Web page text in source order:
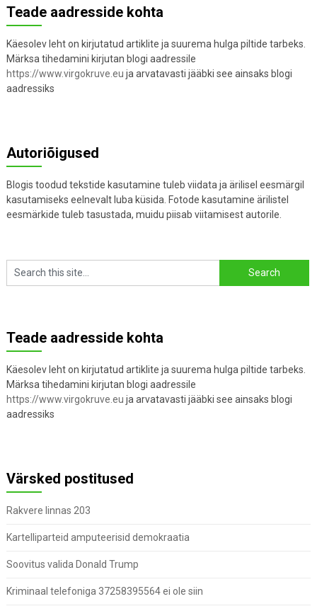
Teade aadresside kohta
Käesolev leht on kirjutatud artiklite ja suurema hulga piltide tarbeks.
Märksa tihedamini kirjutan blogi aadressile
https://www.virgokruve.eu ja arvatavasti jääbki see ainsaks blogi
aadressiks
Autoriõigused
Blogis toodud tekstide kasutamine tuleb viidata ja ärilisel eesmärgil
kasutamiseks eelnevalt luba küsida. Fotode kasutamine ärilistel
eesmärkide tuleb tasustada, muidu piisab viitamisest autorile.
Teade aadresside kohta
Käesolev leht on kirjutatud artiklite ja suurema hulga piltide tarbeks.
Märksa tihedamini kirjutan blogi aadressile
https://www.virgokruve.eu ja arvatavasti jääbki see ainsaks blogi
aadressiks
Värsked postitused
Rakvere linnas 203
Kartelliparteid amputeerisid demokraatia
Soovitus valida Donald Trump
Kriminaal telefoniga 37258395564 ei ole siin